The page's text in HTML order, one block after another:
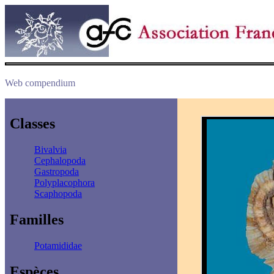
Web compendium
Classes
Bivalvia
Cephalopoda
Gastropoda
Polyplacophora
Scaphopoda
Familles
Potamididae